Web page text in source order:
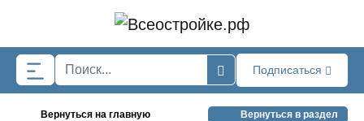
Подписаться
Вернуться на главную Вернуться в раздел